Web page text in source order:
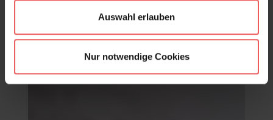
Auswahl erlauben
Nur notwendige Cookies